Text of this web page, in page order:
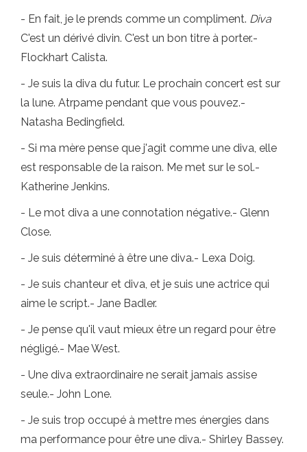
- En fait, je le prends comme un compliment. Diva
C'est un dérivé divin. C'est un bon titre à porter.-
Flockhart Calista.
- Je suis la diva du futur. Le prochain concert est sur
la lune. Atrpame pendant que vous pouvez.-
Natasha Bedingfield.
- Si ma mère pense que j'agit comme une diva, elle
est responsable de la raison. Me met sur le sol.-
Katherine Jenkins.
- Le mot diva a une connotation négative.- Glenn
Close.
- Je suis déterminé à être une diva.- Lexa Doig.
- Je suis chanteur et diva, et je suis une actrice qui
aime le script.- Jane Badler.
- Je pense qu'il vaut mieux être un regard pour être
négligé.- Mae West.
- Une diva extraordinaire ne serait jamais assise
seule.- John Lone.
- Je suis trop occupé à mettre mes énergies dans
ma performance pour être une diva.- Shirley Bassey.